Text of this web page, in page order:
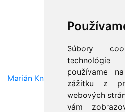
Súbory
používame
zážitku z
webových
vám
Marián Knězek